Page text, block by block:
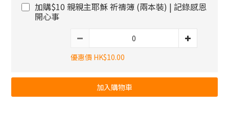
加購$10 親親主耶穌 祈禱簿 (兩本裝) | 記錄感恩
開心事
優惠價 HK$10.00
加入購物車